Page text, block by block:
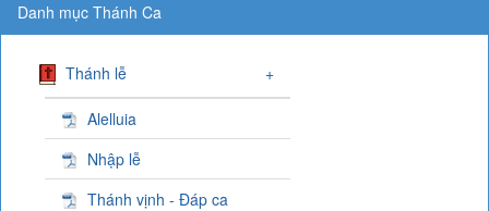
Danh mục Thánh Ca
Thánh lễ +
Alelluia
Nhập lễ
Thánh vịnh - Đáp ca